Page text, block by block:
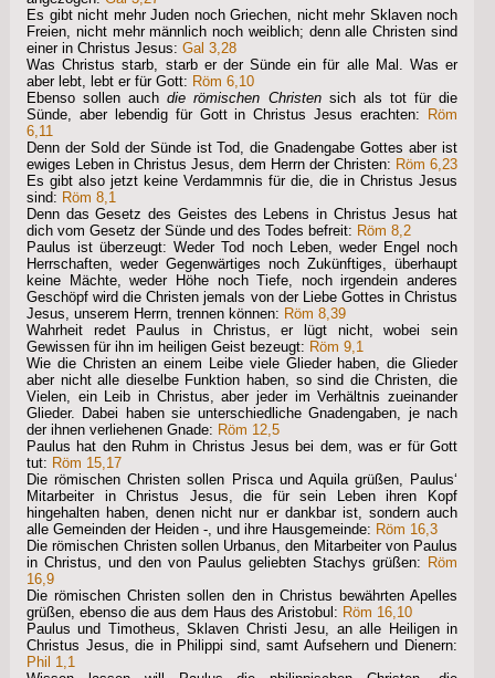
Es gibt nicht mehr Juden noch Griechen, nicht mehr Sklaven noch
Freien, nicht mehr männlich noch weiblich; denn alle Christen sind
einer in Christus Jesus: Gal 3,28
Was Christus starb, starb er der Sünde ein für alle Mal. Was er
aber lebt, lebt er für Gott: Röm 6,10
Ebenso sollen auchdie römischen Christensich als tot für die
Sünde, aber lebendig für Gott in Christus Jesus erachten:
Röm
6,11
Denn der Sold der Sünde ist Tod, die Gnadengabe Gottes aber ist
ewiges Leben in Christus Jesus, dem Herrn der Christen: Röm 6,23
Es gibt also jetzt keine Verdammnis für die, die in Christus Jesus
sind: Röm 8,1
Denn das Gesetz des Geistes des Lebens in Christus Jesus hat
dich vom Gesetz der Sünde und des Todes befreit: Röm 8,2
Paulus ist überzeugt: Weder Tod noch Leben, weder Engel noch
Herrschaften, weder Gegenwärtiges noch Zukünftiges, überhaupt
keine Mächte, weder Höhe noch Tiefe, noch irgendein anderes
Geschöpf wird die Christen jemals von der Liebe Gottes in Christus
Jesus, unserem Herrn, trennen können: Röm 8,39
Wahrheit redet Paulus in Christus, er lügt nicht, wobei sein
Gewissen für ihn im heiligen Geist bezeugt: Röm 9,1
Wie die Christen an einem Leibe viele Glieder haben, die Glieder
aber nicht alle dieselbe Funktion haben, so sind die Christen, die
Vielen, ein Leib in Christus, aber jeder im Verhältnis zueinander
Glieder. Dabei haben sie unterschiedliche Gnadengaben, je nach
der ihnen verliehenen Gnade: Röm 12,5
Paulus hat den Ruhm in Christus Jesus bei dem, was er für Gott
tut: Röm 15,17
Die römischen Christen sollen Prisca und Aquila grüßen, Paulus‘
Mitarbeiter in Christus Jesus, die für sein Leben ihren Kopf
hingehalten haben, denen nicht nur er dankbar ist, sondern auch
alle Gemeinden der Heiden -, und ihre Hausgemeinde: Röm 16,3
Die römischen Christen sollen Urbanus, den Mitarbeiter von Paulus
in Christus, und den von Paulus geliebten Stachys grüßen: Röm
16,9
Die römischen Christen sollen den in Christus bewährten Apelles
grüßen, ebenso die aus dem Haus des Aristobul: Röm 16,10
Paulus und Timotheus, Sklaven Christi Jesu, an alle Heiligen in
Christus Jesus, die in Philippi sind, samt Aufsehern und Dienern:
Phil 1,1